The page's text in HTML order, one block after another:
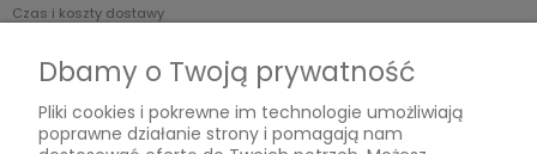
Czas i koszty dostawy
Informacje
Regulamin
Dbamy o Twoją prywatność
Pliki cookies i pokrewne im technologie umożliwiają
poprawne działanie strony i pomagają nam